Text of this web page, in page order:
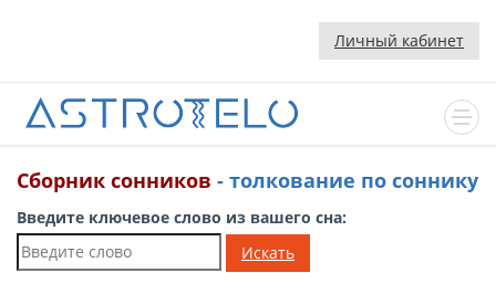
Личный кабинет
Сборник сонников - толкование по соннику
Введите ключевое слово из вашего сна:
Искать